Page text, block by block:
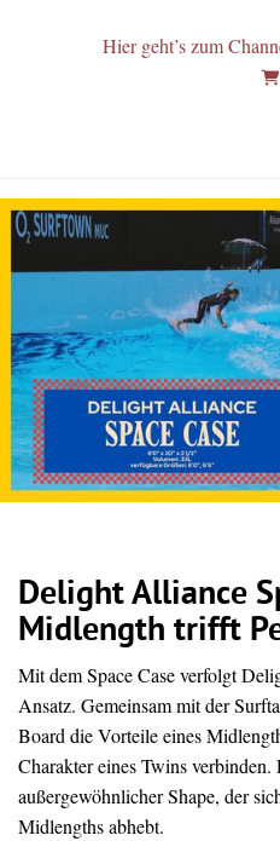
Hier geht’s zum
Delight Alliance
Midlength trifft
Mit dem Space Case verfolgt
Ansatz. Gemeinsam mit der
Board die Vorteile eines
Charakter eines Twins verbinden.
außergewöhnlicher Shape, der
Midlengths abhebt.